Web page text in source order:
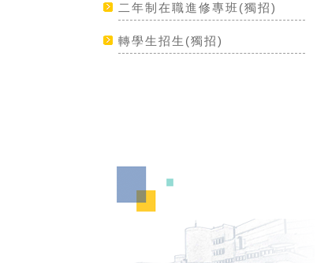
二年制在職進修專班(獨招)
轉學生招生(獨招)